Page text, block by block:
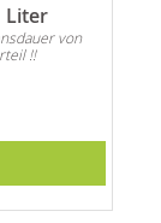
Liter
von
!!